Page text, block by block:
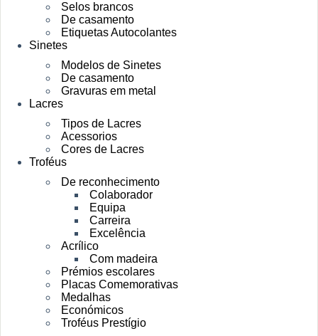
Selos brancos
De casamento
Etiquetas Autocolantes
Sinetes
Modelos de Sinetes
De casamento
Gravuras em metal
Lacres
Tipos de Lacres
Acessorios
Cores de Lacres
Troféus
De reconhecimento
Colaborador
Equipa
Carreira
Excelência
Acrílico
Com madeira
Prémios escolares
Placas Comemorativas
Medalhas
Económicos
Troféus Prestígio